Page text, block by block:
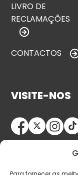
LIVRO DE
RECLAMAÇÕES
CONTACTOS
VISITE-NOS